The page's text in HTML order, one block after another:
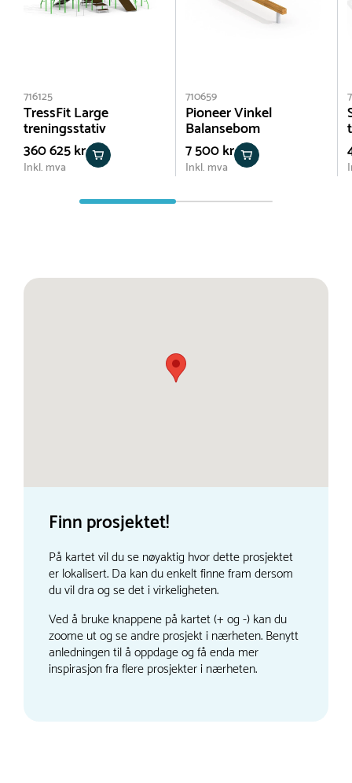
716125
TressFit Large
treningsstativ
360 625 kr
Inkl. mva
710659
Pioneer Vinkel
Balansebom
7 500 kr
Inkl. mva
Finn prosjektet!
På kartet vil du se nøyaktig hvor dette prosjektet
er lokalisert. Da kan du enkelt finne fram dersom
du vil dra og se det i virkeligheten.
Ved å bruke knappene på kartet (+ og -) kan du
zoome ut og se andre prosjekt i nærheten. Benytt
anledningen til å oppdage og få enda mer
inspirasjon fra flere prosjekter i nærheten.